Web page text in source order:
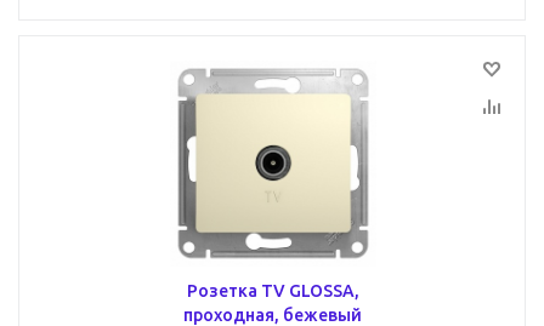
Розетка TV GLOSSA,
проходная, бежевый